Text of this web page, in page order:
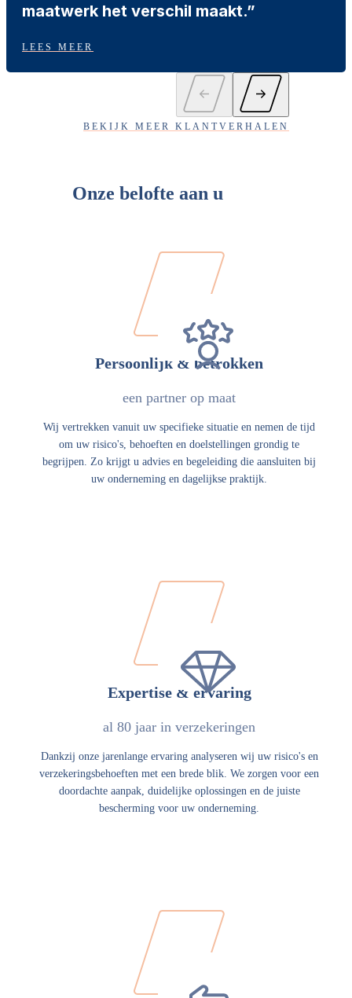
maatwerk het verschil maakt.”
LEES MEER
BEKIJK MEER KLANTVERHALEN
Onze belofte aan u
Persoonlijk & betrokken
een partner op maat
Wij vertrekken vanuit uw specifieke situatie en nemen de tijd
om uw risico's, behoeften en doelstellingen grondig te
begrijpen. Zo krijgt u advies en begeleiding die aansluiten bij
uw onderneming en dagelijkse praktijk.
Expertise & ervaring
al 80 jaar in verzekeringen
Dankzij onze jarenlange ervaring analyseren wij uw risico's en
verzekeringsbehoeften met een brede blik. We zorgen voor een
doordachte aanpak, duidelijke oplossingen en de juiste
bescherming voor uw onderneming.